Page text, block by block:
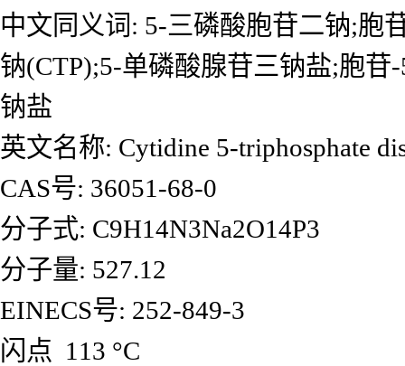
中文同义词: 5-三磷酸胞苷二钠;胞
钠(CTP);5-单磷酸腺苷三钠盐;胞
钠盐
英文名称: Cytidine 5-triphosphate
CAS号: 36051-68-0
分子式: C9H14N3Na2O14P3
分子量: 527.12
EINECS号: 252-849-3
闪点 113 °C